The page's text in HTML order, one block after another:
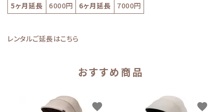
5ヶ月延長
6000円 6ヶ月延長 7000円
レンタルご延長はこちら
おすすめ商品
favorite favorite